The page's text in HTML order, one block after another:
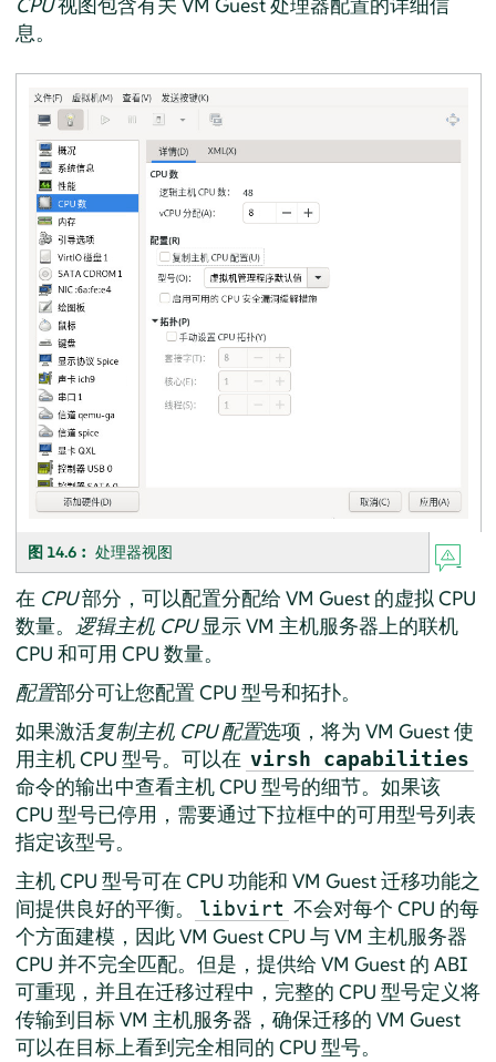
CPU视图包含有关 VM Guest 处理器配置的详细信
息。
图 14.6︰ 处理器视图
在 CPU部分，可以配置分配给 VM Guest 的虚拟 CPU
数量。 逻辑主机 CPU显示 VM 主机服务器上的联机
CPU 和可用 CPU 数量。
配置部分可让您配置 CPU 型号和拓扑。
如果激活复制主机 CPU 配置选项，将为 VM Guest 使
用主机 CPU 型号。可以在 virsh capabilities
命令的输出中查看主机 CPU 型号的细节。如果该
CPU 型号已停用，需要通过下拉框中的可用型号列表
指定该型号。
主机 CPU 型号可在 CPU 功能和 VM Guest 迁移功能之
间提供良好的平衡。
libvirt 不会对每个 CPU 的每
个方面建模，因此 VM Guest CPU 与 VM 主机服务器
CPU 并不完全匹配。但是，提供给 VM Guest 的 ABI
可重现，并且在迁移过程中，完整的 CPU 型号定义将
传输到目标 VM 主机服务器，确保迁移的 VM Guest
可以在目标上看到完全相同的 CPU 型号。